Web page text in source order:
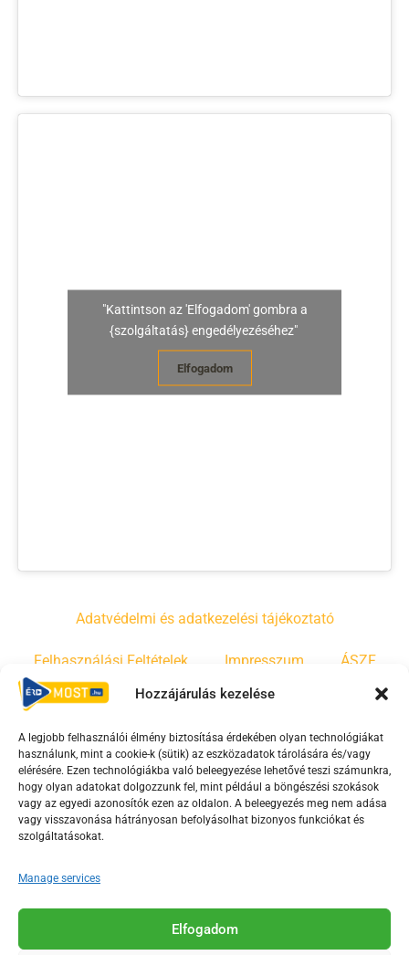
Hozzájárulás kezelése
A legjobb felhasználói élmény biztosítása érdekében olyan technológiákat
használunk, mint a cookie-k (sütik) az eszközadatok tárolására és/vagy
elérésére. Ezen technológiákba való beleegyezése lehetővé teszi számunkra,
hogy olyan adatokat dolgozzunk fel, mint például a böngészési szokások
vagy az egyedi azonosítók ezen az oldalon. A beleegyezés meg nem adása
vagy visszavonása hátrányosan befolyásolhat bizonyos funkciókat és
szolgáltatásokat.
Manage services
Elfogadom
"Kattintson az 'Elfogadom' gombra a
{szolgáltatás} engedélyezéséhez"
Elfogadom
Adatvédelmi és adatkezelési tájékoztató
Felhasználási Feltételek Impresszum ÁSZF
Irányelvek Moderálási szabályzat
F
a
c
e
o
o
Y
o
u
t
b
e
T
i
k
Az Érd Média médiaszolgáltatási tevékenységét a
Médiatanács a Magyar Média Mecenatúra program